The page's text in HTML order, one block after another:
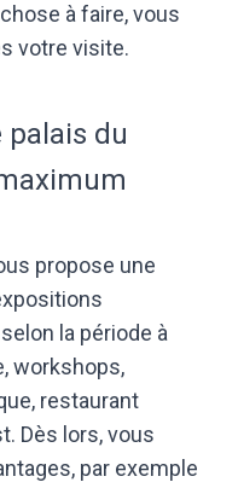
à faire, vous
votre visite.
palais du
propose une
la période à
workshops,
restaurant
Dès lors, vous
par exemple